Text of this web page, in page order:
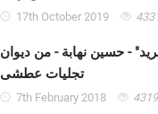
17th October 2019
- حسين نهابة - من ديوان
تجليات عطشى
7th February 2018 4319